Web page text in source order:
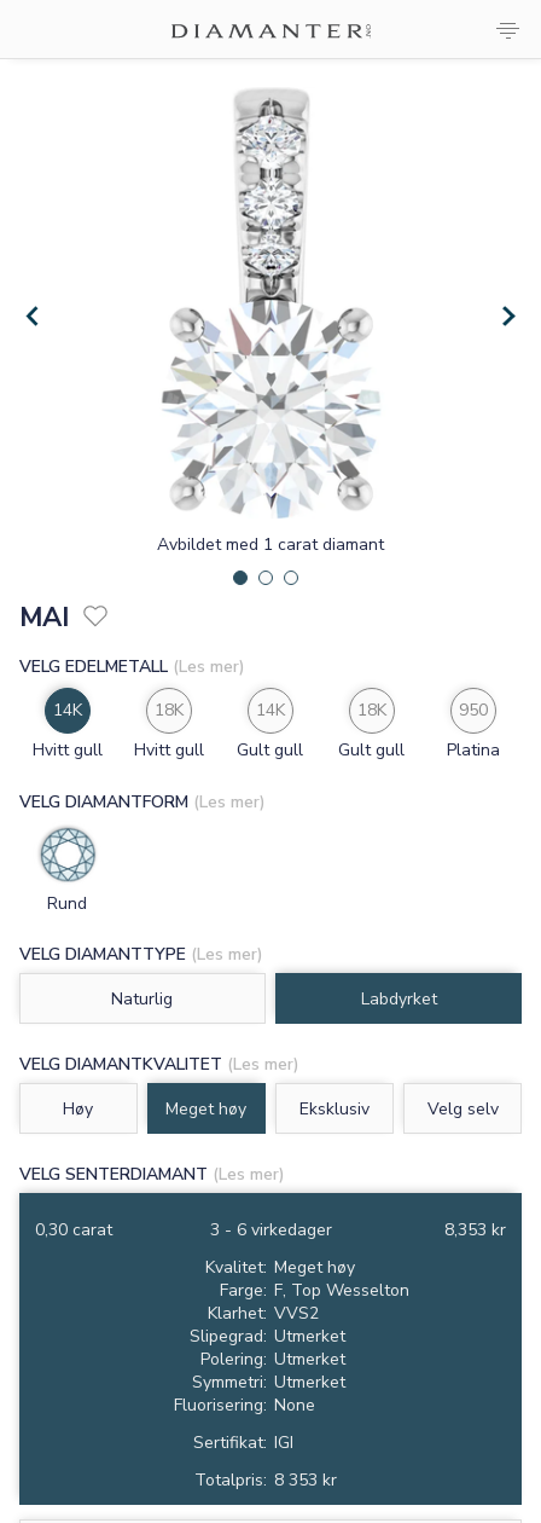
×
×
×
Avbildet med 1 carat diamant
MAI
VELG DIAMANTTYPE (Les mer)
Naturlig
Labdyrket
VELG DIAMANTKVALITET (Les mer)
Høy
Meget høy Eksklusiv Velg selv
VELG SENTERDIAMANT (Les mer)
0,30 carat 8,353 kr
3 - 6 virkedager
Kvalitet: Meget høy
Farge: F, Top Wesselton
Klarhet: VVS2
Slipegrad: Utmerket
Polering: Utmerket
Symmetri: Utmerket
Fluorisering: None
Sertifikat: IGI
Totalpris: 8 353 kr
VELG EDELMETALL (Les mer)
14K
Hvitt gull
18K
Hvitt gull
14K
Gult gull
18K
Gult gull
950
Platina
VELG DIAMANTFORM (Les mer)
Rund